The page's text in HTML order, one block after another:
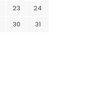
23
24
30 31